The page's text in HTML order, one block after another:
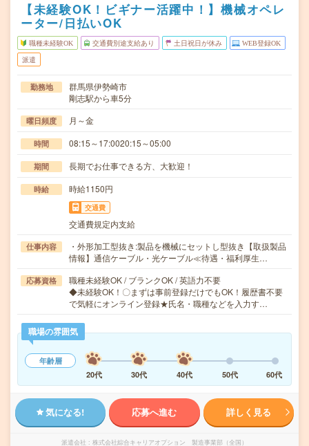
【未経験OK！ビギナー活躍中！】機械オペレ
ーター/日払いOK
職種未経験OK 交通費別途支給あり 土日祝日が休み WEB登録OK
派遣
勤務地
群馬県伊勢崎市
剛志駅から車5分
曜日頻度 月～金
時間 08:15～17:0020:15～05:00
期間 長期でお仕事できる方、大歓迎！
時給 時給1150円
交通費
交通費規定内支給
仕事内容
・外形加工型抜き:製品を機械にセットし型抜き【取扱製品
情報】通信ケーブル・光ケーブル≪待遇・福利厚生…
応募資格
職種未経験OK / ブランクOK / 英語力不要
◆未経験OK！〇まずは事前登録だけでもOK！履歴書不要
で気軽にオンライン登録★氏名・職種などを入力す…
職場の雰囲気
年齢層
20代
30代 40代 50代 60代
気になる! 応募へ進む 詳しく見る
派遣会社 株式会社綜合キャリアオプション 製造事業部（全国）